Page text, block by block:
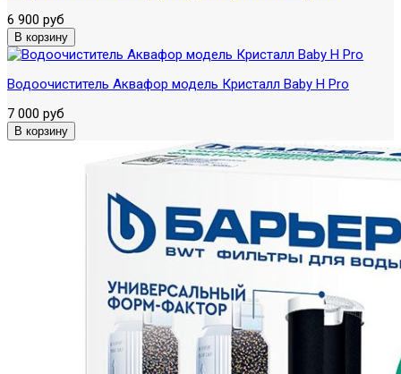
6 900 руб
Водоочиститель Аквафор модель Кристалл Baby H Pro
7 000 руб